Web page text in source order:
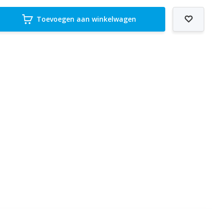
Toevoegen aan winkelwagen